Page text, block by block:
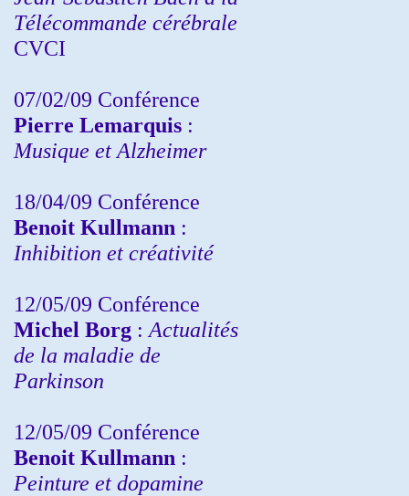
Télécommande cérébrale
CVCI
07/02/09 Conférence
Pierre Lemarquis :
Musique et Alzheimer
18/04/09 Conférence
Benoit Kullmann :
Inhibition et créativité
12/05/09 Conférence
Michel Borg : Actualités
de la maladie de
Parkinson
12/05/09 Conférence
Benoit Kullmann :
Peinture et dopamine